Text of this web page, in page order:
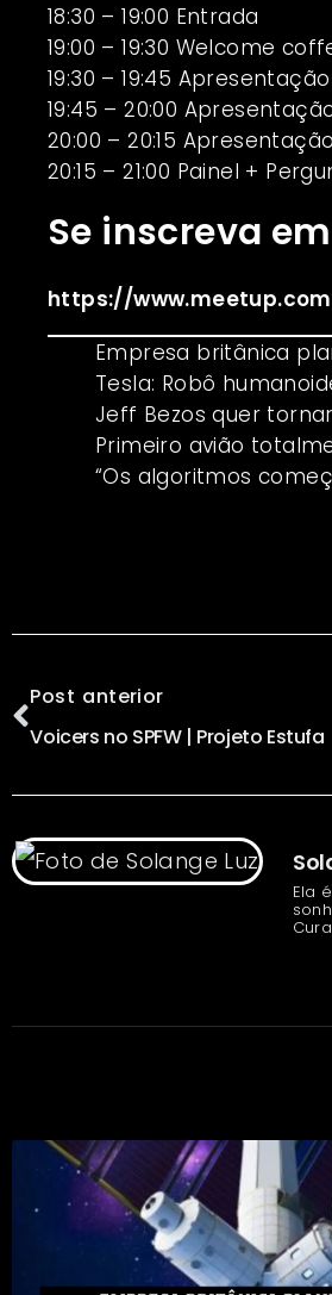
18:30 – 19:00 Entrada
19:00 – 19:30 Welcome
19:30 – 19:45
19:45 – 20:00
20:00 – 20:15
20:15 – 21:00 Painel +
Se inscreva
https://
Empresa britânica
Tesla: Robô
Jeff Bezos quer
Primeiro avião
“Os algoritmos
Post anterior
Voicers no SPFW | Projeto Estufa
Ela